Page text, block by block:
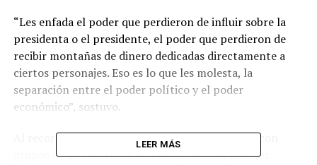
“Les enfada el poder que perdieron de influir sobre la
presidenta o el presidente, el poder que perdieron de
recibir montañas de dinero dedicadas directamente a
ciertos personajes. Eso es lo que les molesta, la
separación entre el poder político y el poder
económico”, sostuvo.
Al recordar la alianza ideológica de Vicente Fox con
grupos de ultraderecha de Miami, Florida, Estados
LEER MÁS